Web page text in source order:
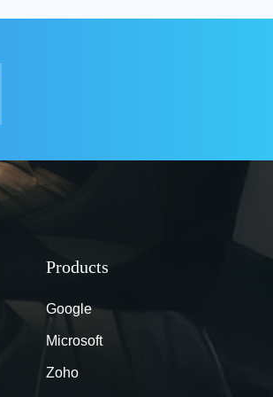
Google
Microsoft
Zoho